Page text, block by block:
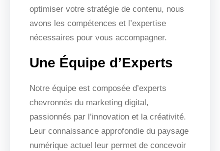
optimiser votre stratégie de contenu, nous
avons les compétences et l’expertise
nécessaires pour vous accompagner.
Une Équipe d’Experts
Notre équipe est composée d’experts
chevronnés du marketing digital,
passionnés par l’innovation et la créativité.
Leur connaissance approfondie du paysage
numérique actuel leur permet de concevoir